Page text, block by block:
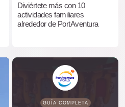
Diviértete más con 10
actividades familiares
alrededor de PortAventura
GUÍA COMPLETA